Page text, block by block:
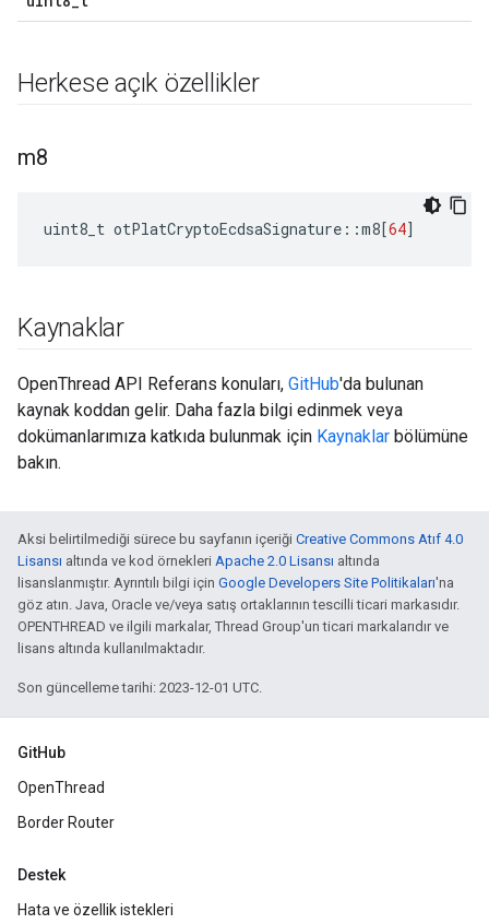
Herkese açık özellikler
m8
uint8_t otPlatCryptoEcdsaSignature ::m8[64]
Kaynaklar
OpenThread API Referans konuları, GitHub'da bulunan
kaynak koddan gelir. Daha fazla bilgi edinmek veya
dokümanlarımıza katkıda bulunmak için Kaynaklar bölümüne
bakın.
Aksi belirtilmediği sürece bu sayfanın içeriği Creative Commons Atıf 4.0
Lisansı altında ve kod örnekleri Apache 2.0 Lisansı altında
lisanslanmıştır. Ayrıntılı bilgi için Google Developers Site Politikaları'na
göz atın. Java, Oracle ve/veya satış ortaklarının tescilli ticari markasıdır.
OPENTHREAD ve ilgili markalar, Thread Group'un ticari markalarıdır ve
lisans altında kullanılmaktadır.
Son güncelleme tarihi: 2023-12-01 UTC.
GitHub
OpenThread
Border Router
Destek
Hata ve özellik istekleri